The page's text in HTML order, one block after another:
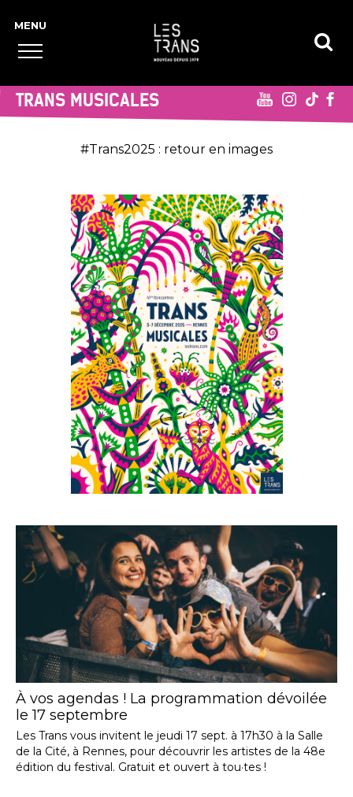
TRANS MUSICALES
#Trans2025 : retour en images
À vos agendas ! La programmation dévoilée
le 17 septembre
Les Trans vous invitent le jeudi 17 sept. à 17h30 à la Salle
de la Cité, à Rennes, pour découvrir les artistes de la 48e
édition du festival. Gratuit et ouvert à tou·tes !